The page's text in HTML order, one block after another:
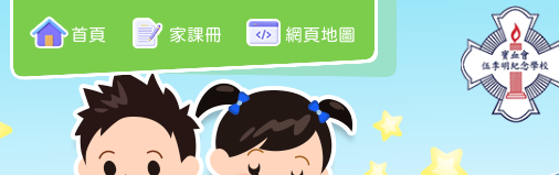
首頁 家課冊 網頁地圖